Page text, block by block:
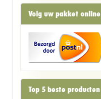
Volg uw pakket online
Top 5 beste producten